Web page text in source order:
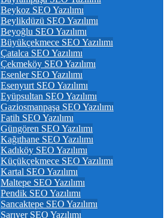
Beykoz SEO Yazılımı
Beylikdüzü SEO Yazılımı
Beyoğlu SEO Yazılımı
Büyükçekmece SEO Yazılımı
Çatalca SEO Yazılımı
Çekmeköy SEO Yazılımı
Esenler SEO Yazılımı
Esenyurt SEO Yazılımı
Eyüpsultan SEO Yazılımı
Gaziosmanpaşa SEO Yazılımı
Fatih SEO Yazılımı
Güngören SEO Yazılımı
Kağıthane SEO Yazılımı
Kadıköy SEO Yazılımı
Küçükçekmece SEO Yazılımı
Kartal SEO Yazılımı
Maltepe SEO Yazılımı
Pendik SEO Yazılımı
Sancaktepe SEO Yazılımı
Sarıyer SEO Yazılımı